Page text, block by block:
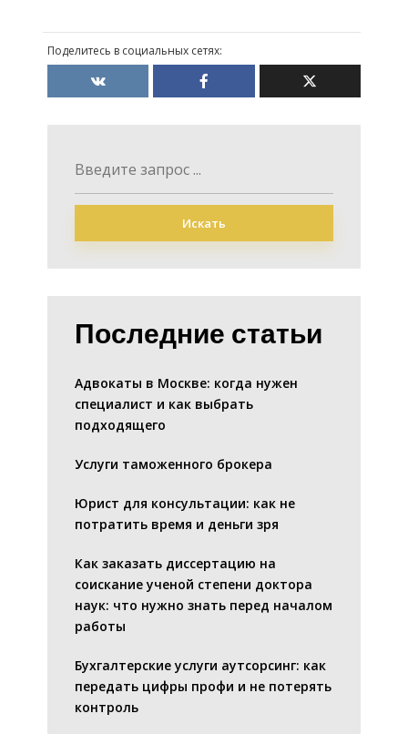
Поделитесь в социальных сетях:
Искать
Последние статьи
Адвокаты в Москве: когда нужен
специалист и как выбрать
подходящего
Услуги таможенного брокера
Юрист для консультации: как не
потратить время и деньги зря
Как заказать диссертацию на
соискание ученой степени доктора
наук: что нужно знать перед началом
работы
Бухгалтерские услуги аутсорсинг: как
передать цифры профи и не потерять
контроль